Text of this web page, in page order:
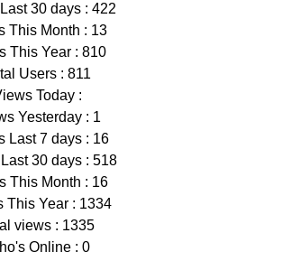
30 days : 422
This Month : 13
This Year : 810
Users : 811
Today :
Yesterday : 1
Last 7 days : 16
30 days : 518
This Month : 16
This Year : 1334
views : 1335
Online : 0